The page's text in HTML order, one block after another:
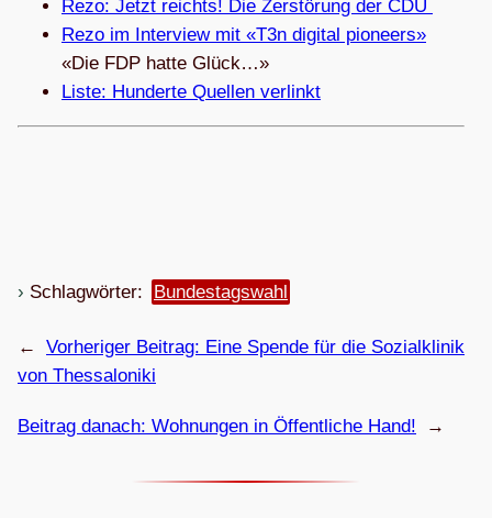
Rezo: Jetzt reichts! Die Zer­stö­rung der CDU
Rezo im Inter­view mit «T3n digi­tal pio­neers»
«Die FDP hatte Glück…»
Liste: Hun­derte Quel­len verlinkt
Schlagwörter: Bundestagswahl
← Vorheriger Beitrag: Eine Spende für die Sozi­al­kli­nik
von Thessaloniki
Beitrag danach: Woh­nun­gen in Öffent­li­che Hand! →